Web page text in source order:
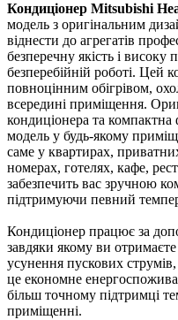
Кондиціонер Mitsubishi
модель з оригінальним
віднести до агрегатів
безперечну якість і високу
безперебійній роботі. Цей
повноцінним обігрівом,
всередині приміщення.
кондиціонера та
модель у будь-якому
саме у квартирах,
номерах, готелях, кафе,
забезпечить вас зручною
підтримуючи певний
Кондиціонер працює за
завдяки якому ви
усунення пускових
це економне
більш точному підтримці
приміщенні.